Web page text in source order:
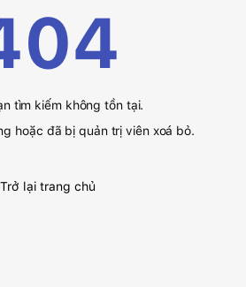
tìm kiếm không tồn tại.
hoặc đã bị quản trị viên xoá bỏ.
Trở lại trang chủ